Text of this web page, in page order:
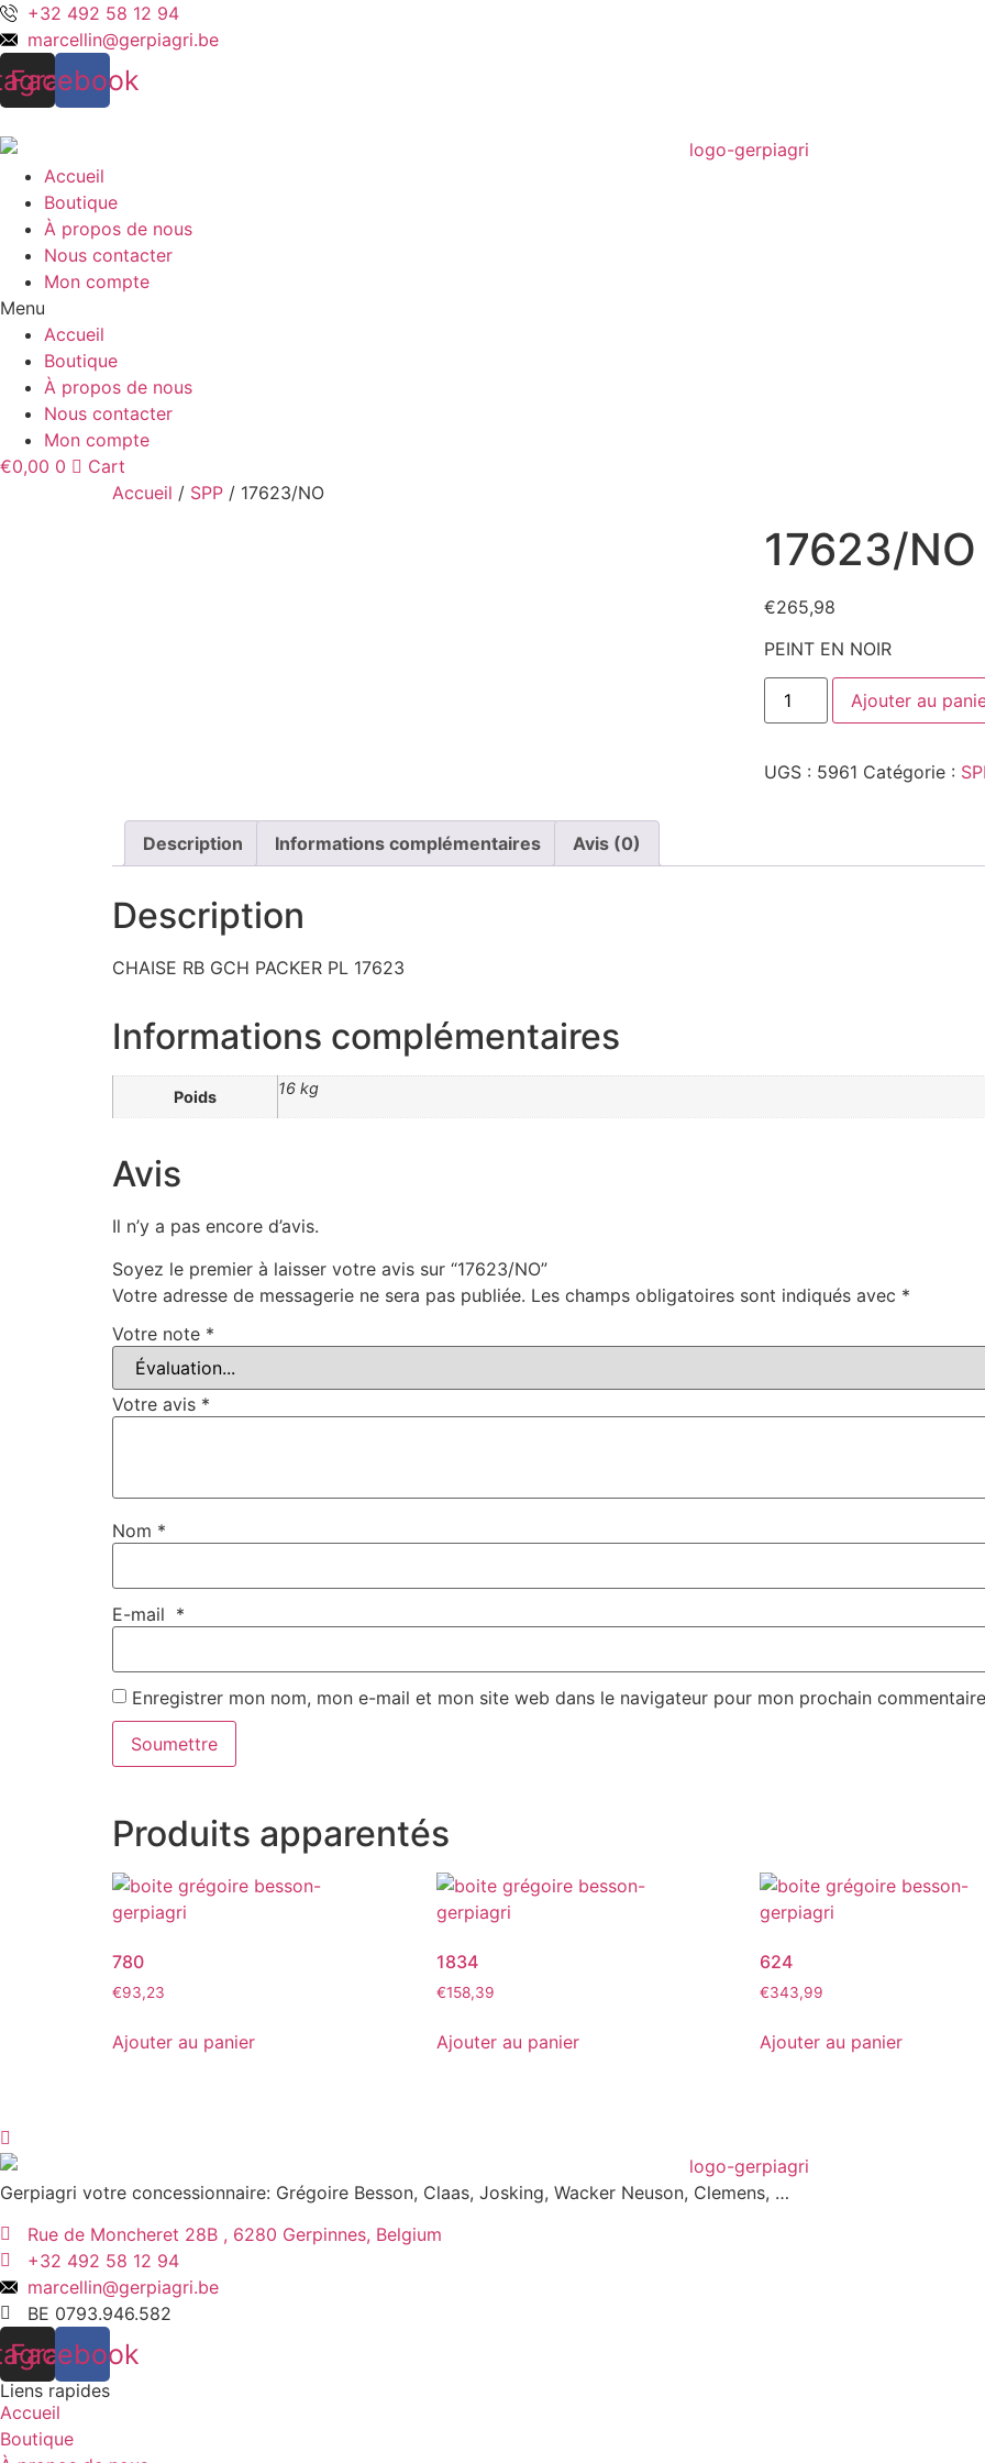
Aller
au
contenu
+32 492 58 12 94
marcellin@gerpiagri.be
Facebook
Accueil
Boutique
À propos de nous
Nous contacter
Mon compte
Menu
Accueil
Boutique
À propos de nous
Nous contacter
Mon compte
€0,00 0
Cart
Accueil / SPP / 17623/NO
17623/NO
€265,98
PEINT EN NOIR
quantité
17623/NO
Ajouter au
UGS : 5961 Catégorie :
Description Informations complémentaires Avis (0)
Description
CHAISE RB GCH PACKER PL 17623
Informations complémentaires
Poids 16 kg
Avis
Il n’y a pas encore d’avis.
Soyez le premier à laisser votre avis sur “17623/NO”
Votre adresse de messagerie ne sera pas publiée. Les champs obligatoires sont indiqués avec *
Votre note *
Votre avis *
Nom *
E-mail *
Enregistrer mon nom, mon e-mail et mon site web dans le navigateur pour mon prochain
Produits apparentés
780
€93,23
Ajouter au panier
1834
€158,39
Ajouter au panier
624
€343,99
Ajouter au panier
Gerpiagri votre concessionnaire: Grégoire Besson, Claas, Josking, Wacker Neuson, Clemens, …
Rue de Moncheret 28B , 6280 Gerpinnes, Belgium
+32 492 58 12 94
marcellin@gerpiagri.be
BE 0793.946.582
Facebook
Liens rapides
Accueil
Boutique